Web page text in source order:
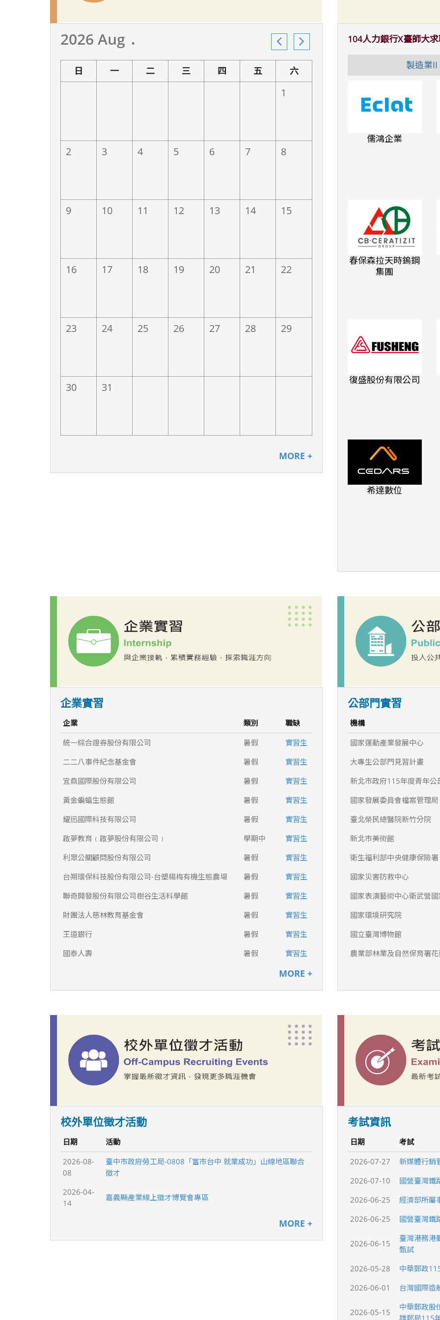
2026 Aug ․
日 一 二 三 四 五 六
1
2 3 4 5 6 7 8
9 10 11 12 13 14 15
16 17 18 19 20 21 22
23 24 25 26 27 28 29
30 31
MORE +
104人力銀行X臺師大
4/28(二)德翔海運
5/7(四)富邦人壽
製造業I (Manufacturing Industry)
鴻海精密工業 仁寶電腦 台灣松下
億光電子 欣興電子 南亞科技
世界先進積體電路
製造業
儒鴻企業
春保森拉天時鎢鋼
集團
復盛股份有限公司
希達數位
企業實習
企業 類別
職缺
統一綜合證券股份有限公司
暑假
實習生
二二八事件紀念基金會
暑假
實習生
宜鼎國際股份有限公司
暑假
實習生
黃金蝙蝠生態館
暑假
實習生
耀迅國際科技有限公司
暑假
實習生
啟夢教育﹙啟夢股份有限公司﹚
學期中
實習生
利眾公關顧問股份有限公司
暑假
實習生
台朔環保科技股份有限公司-台塑楊梅有機生態農場
暑假
實習生
聯奇開發股份有限公司樹谷生活科學館
暑假
實習生
財團法人慈林教育基金會
暑假
實習生
王道銀行
暑假
實習生
國泰人壽
暑假 實習生
MORE +
公部門實習
機構
國家運動產業發展中心
大專生公部門見習計畫
新北市政府115年度青年公
國家發展委員會檔案管理局
臺北榮民總醫院新竹分院
新北市美術館
衛生福利部中央健康保險署
國家災害防救中心
國家表演藝術中心衛武營
國家環境研究院
國立臺灣博物館
農業部林業及自然保育署
校外單位徵才活動
日期
活動
2026-08-
08
臺中市政府勞工局-0808「富市台中 就業成功」山線地區聯合
徵才
2026-04-
14
嘉義縣產業線上徵才博覽會專區
MORE +
考試資訊
日期
考試
2026-07-27
新媒體行銷
2026-07-10
國營臺灣鐵
2026-06-25
經濟部所屬
2026-06-25
國營臺灣鐵
2026-06-15
臺灣港務港
甄試
2026-05-28
中華郵政
2026-06-01
台灣國際造
2026-05-15
中華郵政股
雄郵局115